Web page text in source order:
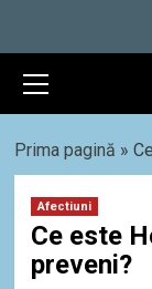
Menu
Prima pagină »
Afectiuni
Ce este
preveni?